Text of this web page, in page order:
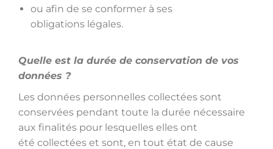
ou afin de se conformer à ses
obligations légales.
Quelle est la durée de conservation de vos
données ?
Les données personnelles collectées sont
conservées pendant toute la durée nécessaire
aux finalités pour lesquelles elles ont
été collectées et sont, en tout état de cause